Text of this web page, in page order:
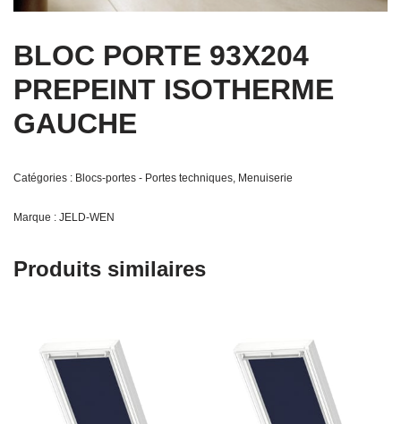
BLOC PORTE 93X204
PREPEINT ISOTHERME
GAUCHE
Catégories : Blocs-portes - Portes techniques, Menuiserie
Marque : JELD-WEN
Produits similaires